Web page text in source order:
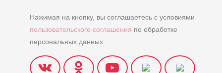
Нажимая на кнопку, вы соглашаетесь с условиями
пользовательского соглашения по обработке
персональных данных